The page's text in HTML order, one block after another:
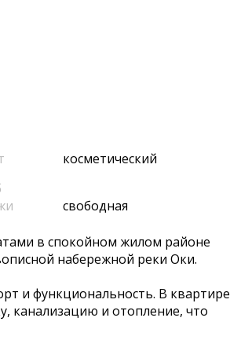
косметический
свободная
в спокойном жилом районе
набережной реки Оки.
и функциональность. В квартире
канализацию и отопление, что